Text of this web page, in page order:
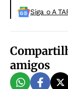
Siga o A
amigos